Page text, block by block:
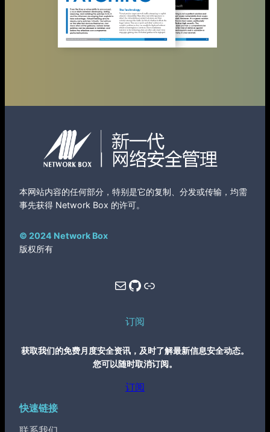
本网站内容的任何部分，特别是它的复制、分发或传输，均需
事先获得 Network Box 的许可。
© 2024 Network Box
版权所有
Mail GitHub Link
订阅
获取我们的免费月度安全资讯，及时了解最新信息安全动态。
您可以随时取消订阅。
订阅
快速链接